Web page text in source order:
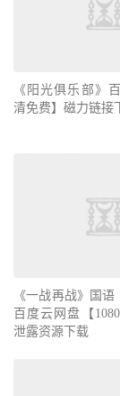
《阳光俱乐部》
清免费】磁力链接
《一战再战》国语
百度云网盘【
泄露资源下载